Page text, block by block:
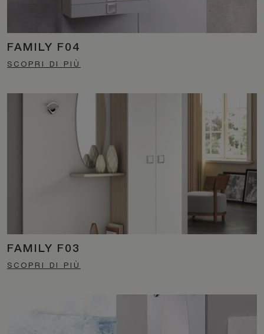
FAMILY F04
SCOPRI DI PIÙ
FAMILY F03
SCOPRI DI PIÙ